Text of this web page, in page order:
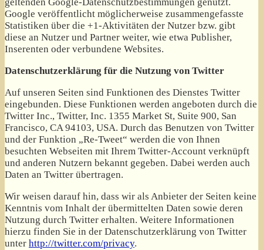
Google veröffentlicht möglicherweise zusammengefasste
Statistiken über die +1-Aktivitäten der Nutzer bzw. gibt
diese an Nutzer und Partner weiter, wie etwa Publisher,
Inserenten oder verbundene Websites.
Datenschutzerklärung für die Nutzung von Twitter
Auf unseren Seiten sind Funktionen des Dienstes Twitter
eingebunden. Diese Funktionen werden angeboten durch die
Twitter Inc., Twitter, Inc. 1355 Market St, Suite 900, San
Francisco, CA 94103, USA. Durch das Benutzen von Twitter
und der Funktion „Re-Tweet“ werden die von Ihnen
besuchten Webseiten mit Ihrem Twitter-Account verknüpft
und anderen Nutzern bekannt gegeben. Dabei werden auch
Daten an Twitter übertragen.
Wir weisen darauf hin, dass wir als Anbieter der Seiten keine
Kenntnis vom Inhalt der übermittelten Daten sowie deren
Nutzung durch Twitter erhalten. Weitere Informationen
hierzu finden Sie in der Datenschutzerklärung von Twitter
unter http://twitter.com/privacy.